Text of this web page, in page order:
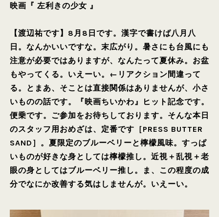
映画『 左利きの少女 』
【渡辺祐です】8月8日です。漢字で書けば八月八
日。なんかいいですな。末広がり。暑さにも台風にも
注意が必要ではありますが、なんたって夏休み。お盆
もやってくる。いえーい。←リアクション間違って
る。とまあ、そことは直接関係はありませんが、小さ
いものの話です。『映画ちいかわ』ヒット記念です。
便乗です。ご参加をお待ちしております。そんな本日
のスタッフ用おめざは、定番です［PRESS BUTTER
SAND］。夏限定のブルーベリーと檸檬風味。すっぱ
いものが好きな身としては檸檬推し。近視＋乱視＋老
眼の身としてはブルーベリー推し。ま、この程度の成
分でなにか改善する気はしませんが。いえーい。